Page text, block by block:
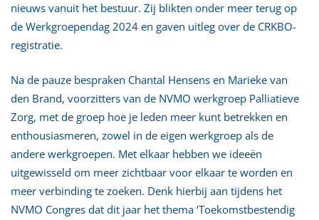
nieuws vanuit het bestuur. Zij blikten onder meer terug op
de Werkgroependag 2024 en gaven uitleg over de CRKBO-
registratie.
Na de pauze bespraken Chantal Hensens en Marieke van
den Brand, voorzitters van de NVMO werkgroep Palliatieve
Zorg, met de groep hoe je leden meer kunt betrekken en
enthousiasmeren, zowel in de eigen werkgroep als de
andere werkgroepen. Met elkaar hebben we ideeën
uitgewisseld om meer zichtbaar voor elkaar te worden en
meer verbinding te zoeken. Denk hierbij aan tijdens het
NVMO Congres dat dit jaar het thema ‘Toekomstbestendig